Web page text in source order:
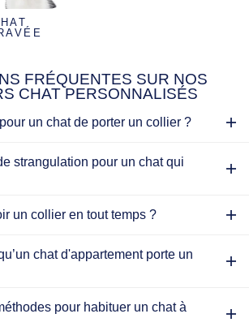
FRÉQUENTES SUR NOS
CHAT PERSONNALISÉS
un chat de porter un collier ?
strangulation pour un chat qui
un collier en tout temps ?
chat d'appartement porte un
pour habituer un chat à